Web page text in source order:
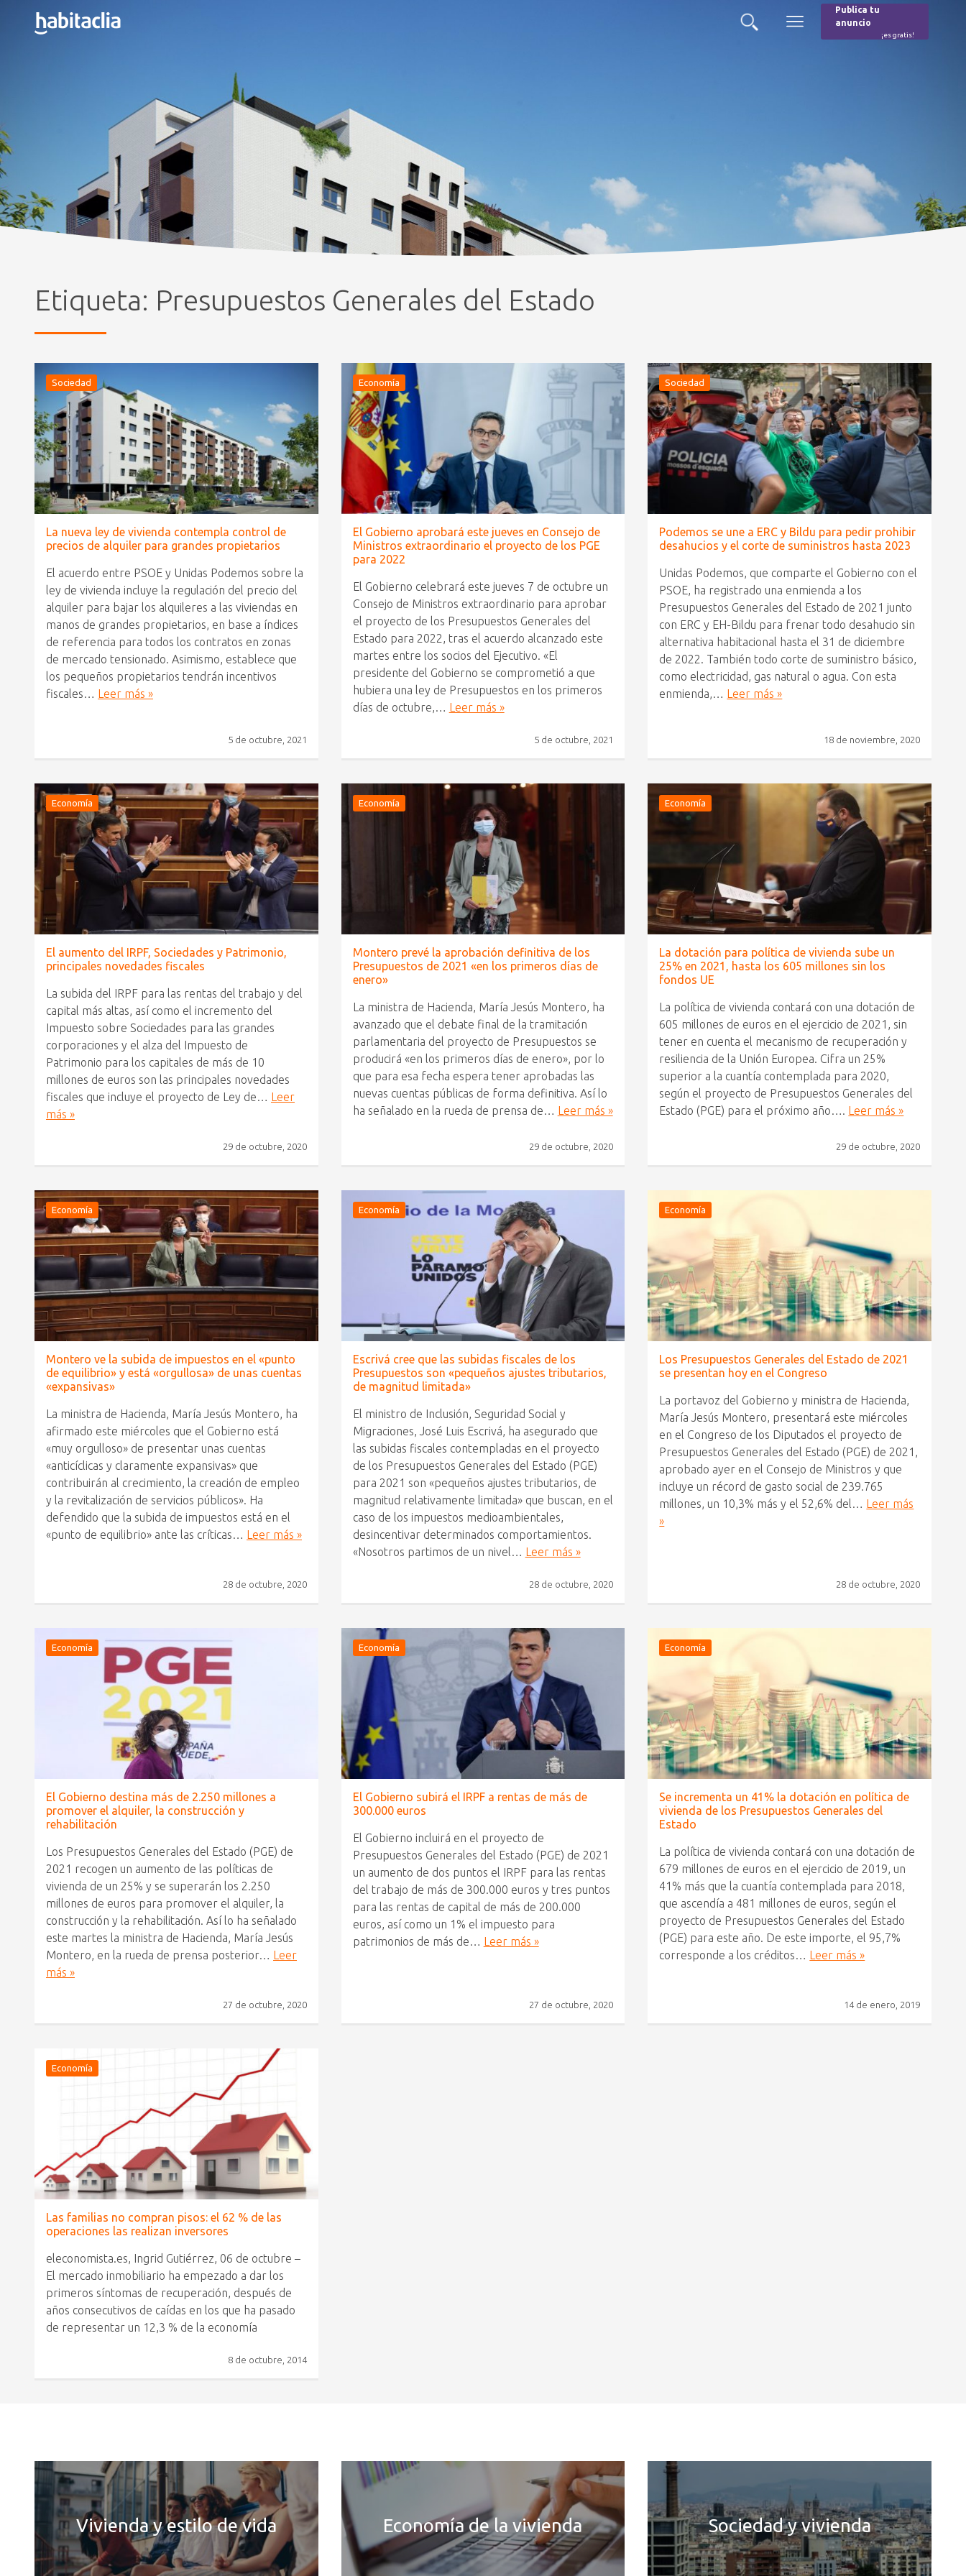
Buscar
Menú
Publica tu
anuncio
¡es gratis!
Etiqueta: Presupuestos Generales del Estado
Sociedad
La nueva ley de vivienda contempla control de
precios de alquiler para grandes propietarios
El acuerdo entre PSOE y Unidas Podemos sobre la
ley de vivienda incluye la regulación del precio del
alquiler para bajar los alquileres a las viviendas en
manos de grandes propietarios, en base a índices
de referencia para todos los contratos en zonas
de mercado tensionado. Asimismo, establece que
los pequeños propietarios tendrán incentivos
fiscales… Leer más »
5 de octubre, 2021
Economía
El Gobierno aprobará este jueves en Consejo de
Ministros extraordinario el proyecto de los PGE
para 2022
El Gobierno celebrará este jueves 7 de octubre un
Consejo de Ministros extraordinario para aprobar
el proyecto de los Presupuestos Generales del
Estado para 2022, tras el acuerdo alcanzado este
martes entre los socios del Ejecutivo. «El
presidente del Gobierno se comprometió a que
hubiera una ley de Presupuestos en los primeros
días de octubre,… Leer más »
5 de octubre, 2021
Sociedad
Podemos se une a ERC y Bildu para pedir prohibir
desahucios y el corte de suministros hasta 2023
Unidas Podemos, que comparte el Gobierno con el
PSOE, ha registrado una enmienda a los
Presupuestos Generales del Estado de 2021 junto
con ERC y EH-Bildu para frenar todo desahucio sin
alternativa habitacional hasta el 31 de diciembre
de 2022. También todo corte de suministro básico,
como electricidad, gas natural o agua. Con esta
enmienda,… Leer más »
18 de noviembre, 2020
Economía
El aumento del IRPF, Sociedades y Patrimonio,
principales novedades fiscales
La subida del IRPF para las rentas del trabajo y del
capital más altas, así como el incremento del
Impuesto sobre Sociedades para las grandes
corporaciones y el alza del Impuesto de
Patrimonio para los capitales de más de 10
millones de euros son las principales novedades
fiscales que incluye el proyecto de Ley de… Leer
más »
29 de octubre, 2020
Economía
Montero prevé la aprobación definitiva de los
Presupuestos de 2021 «en los primeros días de
enero»
La ministra de Hacienda, María Jesús Montero, ha
avanzado que el debate final de la tramitación
parlamentaria del proyecto de Presupuestos se
producirá «en los primeros días de enero», por lo
que para esa fecha espera tener aprobadas las
nuevas cuentas públicas de forma definitiva. Así lo
ha señalado en la rueda de prensa de… Leer más »
29 de octubre, 2020
Economía
La dotación para política de vivienda sube un
25% en 2021, hasta los 605 millones sin los
fondos UE
La política de vivienda contará con una dotación de
605 millones de euros en el ejercicio de 2021, sin
tener en cuenta el mecanismo de recuperación y
resiliencia de la Unión Europea. Cifra un 25%
superior a la cuantía contemplada para 2020,
según el proyecto de Presupuestos Generales del
Estado (PGE) para el próximo año…. Leer más »
29 de octubre, 2020
Economía
Montero ve la subida de impuestos en el «punto
de equilibrio» y está «orgullosa» de unas cuentas
«expansivas»
La ministra de Hacienda, María Jesús Montero, ha
afirmado este miércoles que el Gobierno está
«muy orgulloso» de presentar unas cuentas
«anticíclicas y claramente expansivas» que
contribuirán al crecimiento, la creación de empleo
y la revitalización de servicios públicos». Ha
defendido que la subida de impuestos está en el
«punto de equilibrio» ante las críticas… Leer más »
28 de octubre, 2020
Economía
Escrivá cree que las subidas fiscales de los
Presupuestos son «pequeños ajustes tributarios,
de magnitud limitada»
El ministro de Inclusión, Seguridad Social y
Migraciones, José Luis Escrivá, ha asegurado que
las subidas fiscales contempladas en el proyecto
de los Presupuestos Generales del Estado (PGE)
para 2021 son «pequeños ajustes tributarios, de
magnitud relativamente limitada» que buscan, en el
caso de los impuestos medioambientales,
desincentivar determinados comportamientos.
«Nosotros partimos de un nivel… Leer más »
28 de octubre, 2020
Economía
Los Presupuestos Generales del Estado de 2021
se presentan hoy en el Congreso
La portavoz del Gobierno y ministra de Hacienda,
María Jesús Montero, presentará este miércoles
en el Congreso de los Diputados el proyecto de
Presupuestos Generales del Estado (PGE) de 2021,
aprobado ayer en el Consejo de Ministros y que
incluye un récord de gasto social de 239.765
millones, un 10,3% más y el 52,6% del… Leer más
»
28 de octubre, 2020
Economía
El Gobierno destina más de 2.250 millones a
promover el alquiler, la construcción y
rehabilitación
Los Presupuestos Generales del Estado (PGE) de
2021 recogen un aumento de las políticas de
vivienda de un 25% y se superarán los 2.250
millones de euros para promover el alquiler, la
construcción y la rehabilitación. Así lo ha señalado
este martes la ministra de Hacienda, María Jesús
Montero, en la rueda de prensa posterior… Leer
más »
27 de octubre, 2020
Economía
El Gobierno subirá el IRPF a rentas de más de
300.000 euros
El Gobierno incluirá en el proyecto de
Presupuestos Generales del Estado (PGE) de 2021
un aumento de dos puntos el IRPF para las rentas
del trabajo de más de 300.000 euros y tres puntos
para las rentas de capital de más de 200.000
euros, así como un 1% el impuesto para
patrimonios de más de… Leer más »
27 de octubre, 2020
Economía
Se incrementa un 41% la dotación en política de
vivienda de los Presupuestos Generales del
Estado
La política de vivienda contará con una dotación de
679 millones de euros en el ejercicio de 2019, un
41% más que la cuantía contemplada para 2018,
que ascendía a 481 millones de euros, según el
proyecto de Presupuestos Generales del Estado
(PGE) para este año. De este importe, el 95,7%
corresponde a los créditos… Leer más »
14 de enero, 2019
Economía
Las familias no compran pisos: el 62 % de las
operaciones las realizan inversores
eleconomista.es, Ingrid Gutiérrez, 06 de octubre –
El mercado inmobiliario ha empezado a dar los
primeros síntomas de recuperación, después de
años consecutivos de caídas en los que ha pasado
de representar un 12,3 % de la economía
8 de octubre, 2014
Vivienda y estilo de vida Economía de la vivienda Sociedad y vivienda